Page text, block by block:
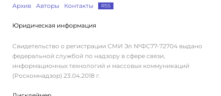
Архив
Авторы Контакты RSS
Юридическая информация
Свидетельство о регистрации СМИ Эл №ФС77-72704 выдано
федеральной службой по надзору в сфере связи,
информационных технологий и массовых коммуникаций
(Роскомнадзор) 23.04.2018 г.